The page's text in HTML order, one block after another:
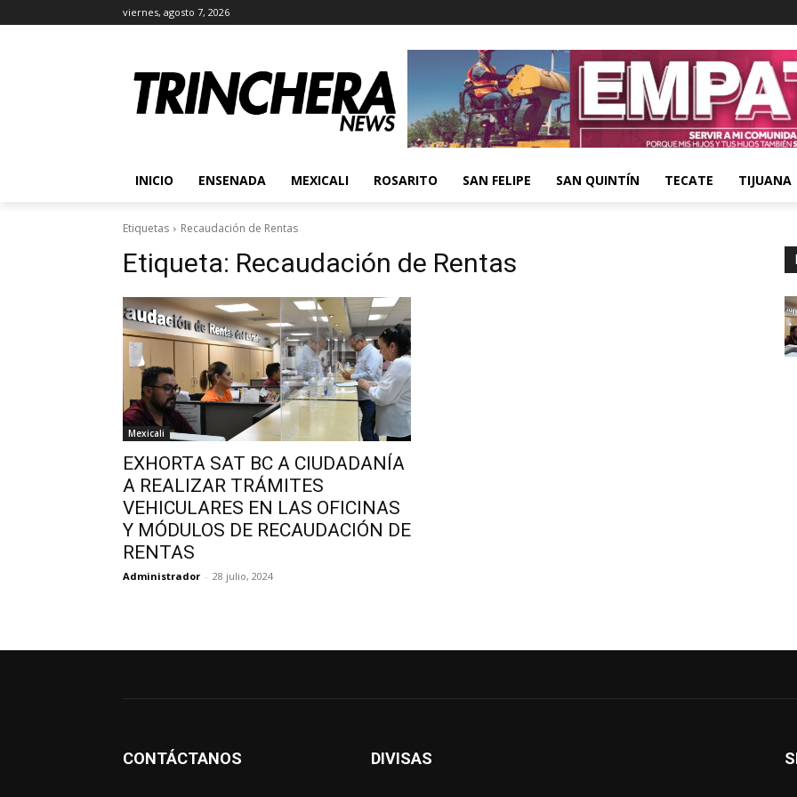
viernes, agosto 7, 2026
INICIO ENSENADA MEXICALI ROSARITO SAN FELIPE SAN QUINTÍN TECATE TIJUANA
Etiquetas Recaudación de Rentas
Etiqueta: Recaudación de Rentas
Mexicali
EXHORTA SAT BC A CIUDADANÍA
A REALIZAR TRÁMITES
VEHICULARES EN LAS OFICINAS
Y MÓDULOS DE RECAUDACIÓN DE
RENTAS
Administrador - 28 julio, 2024
CONTÁCTANOS DIVISAS